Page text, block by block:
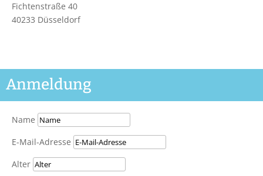
Fichtenstraße 40
40233 Düsseldorf
Anmeldung
Name
E-Mail-Adresse
Alter